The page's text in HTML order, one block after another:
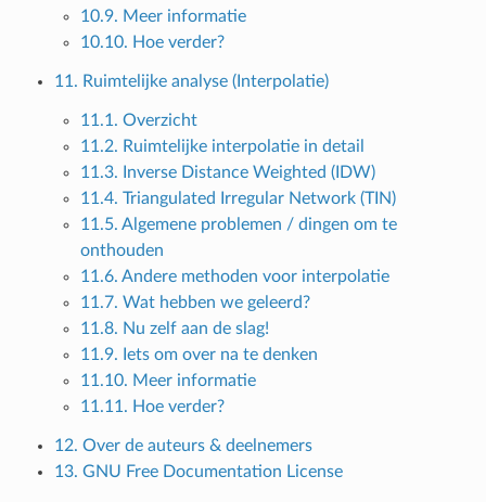
10.9. Meer informatie
10.10. Hoe verder?
11. Ruimtelijke analyse (Interpolatie)
11.1. Overzicht
11.2. Ruimtelijke interpolatie in detail
11.3. Inverse Distance Weighted (IDW)
11.4. Triangulated Irregular Network (TIN)
11.5. Algemene problemen / dingen om te
onthouden
11.6. Andere methoden voor interpolatie
11.7. Wat hebben we geleerd?
11.8. Nu zelf aan de slag!
11.9. Iets om over na te denken
11.10. Meer informatie
11.11. Hoe verder?
12. Over de auteurs & deelnemers
13. GNU Free Documentation License